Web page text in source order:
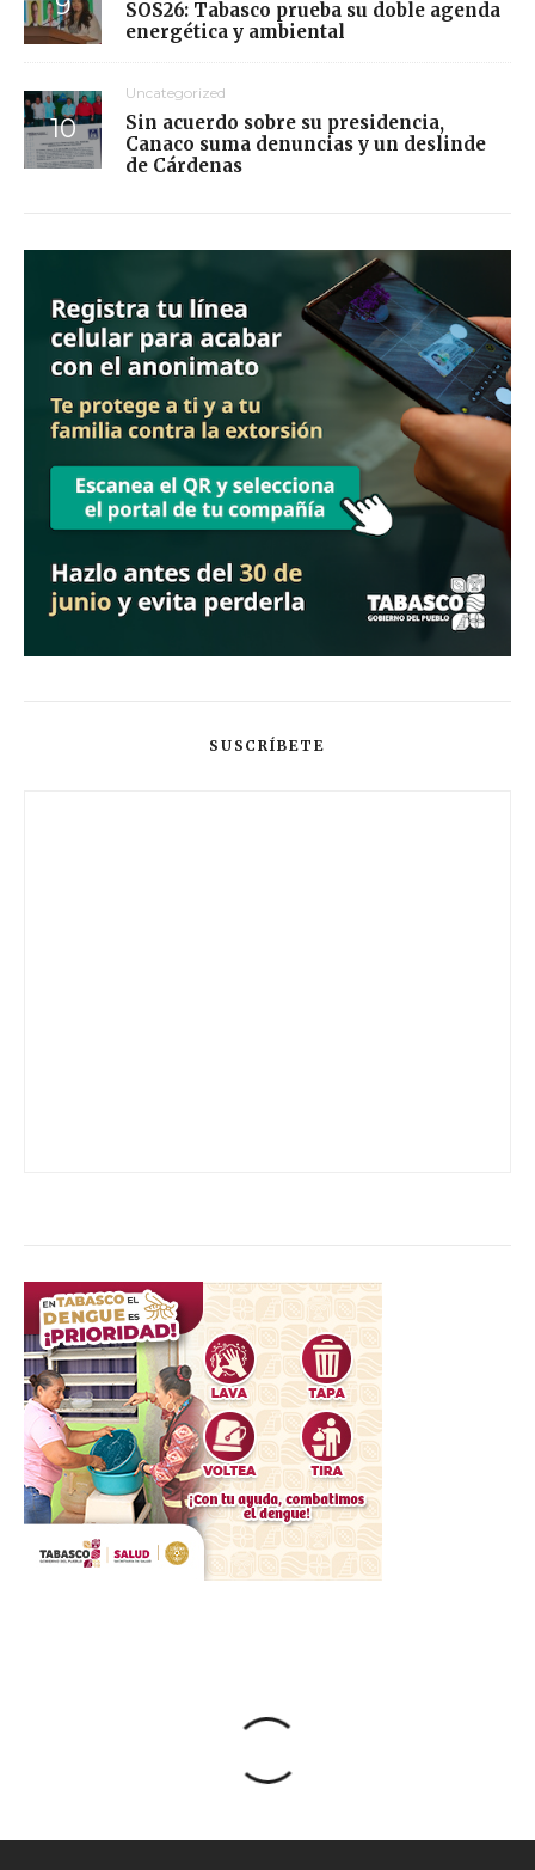
SOS26: Tabasco prueba su doble agenda
energética y ambiental
Uncategorized
Sin acuerdo sobre su presidencia,
Canaco suma denuncias y un deslinde
de Cárdenas
SUSCRÍBETE